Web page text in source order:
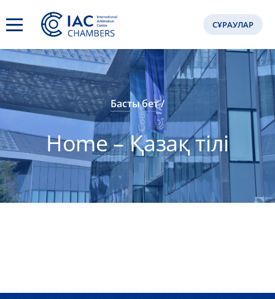
СҰРАУЛАР
Басты бет
Home – Қазақ тілі